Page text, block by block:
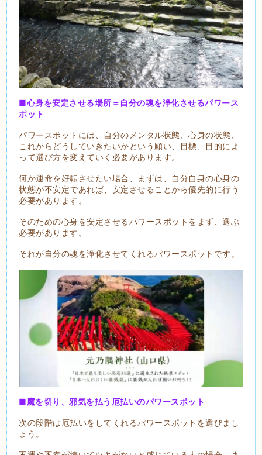
■心身を安定させる場所＝自分の魂を浄化させるパワース
ポット
パワースポットには、自分のメンタル状態、心身の状態、
これからどうしていきたいかという願い、目標、目的によ
って選び方を変えていく必要があります。
何か運命を好転させたい場合、まずは、自分自身の心身の
状態が不安定であれば、安定させることから優先的に行う
必要があります。
そのための心身を安定させるパワースポットをまず、選ぶ
必要があります。
それが自分の魂を浄化させてくれるパワースポットです。
■魔を切り、邪気を払う厄払いのパワースポット
次の段階は厄払いをしてくれるパワースポットを選びまし
ょう。